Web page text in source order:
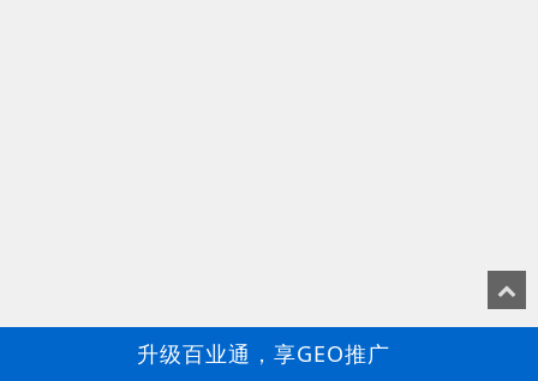
升级百业通，享GEO推广